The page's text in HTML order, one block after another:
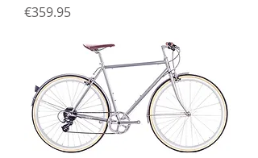
Price
€359.95